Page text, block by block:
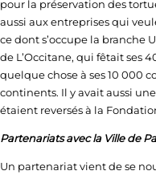
pour la préservation des
aussi aux entreprises qui
ce dont s’occupe la branche
de L’Occitane, qui fêtait ses
quelque chose à ses 10 000
continents. Il y avait aussi
étaient reversés à la
Partenariats avec la Ville de
Un partenariat vient de se